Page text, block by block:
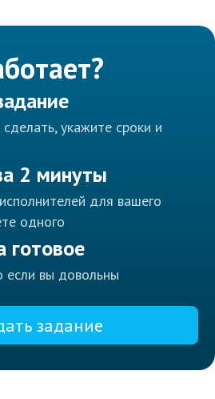
укажите сроки и
2 минуты
для вашего
одного
готовое
если вы довольны
задание